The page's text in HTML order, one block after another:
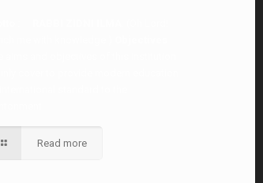
Read more
স্কুলের ছুটির তালিকা ও বর্ষপঞ্জি – ২০২৬